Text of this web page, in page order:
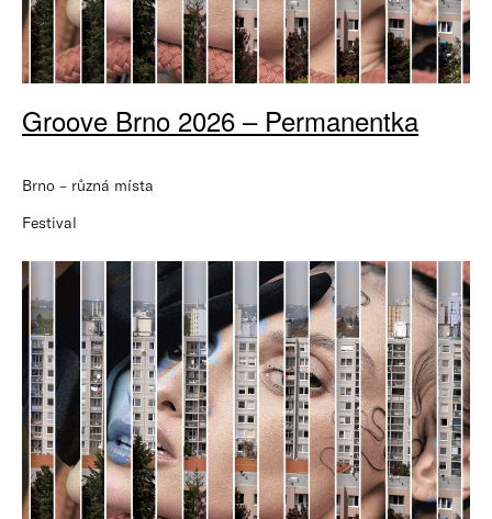
Groove Brno 2026 – Permanentka
Brno – různá místa
Festival